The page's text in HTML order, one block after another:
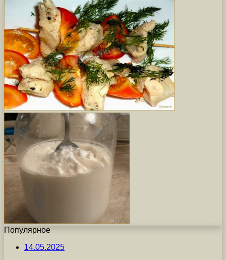
Популярное
14.05.2025